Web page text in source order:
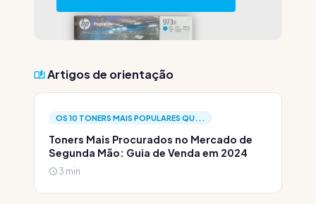
Artigos de orientação
OS 10 TONERS MAIS POPULARES QU...
Toners Mais Procurados no Mercado de
Segunda Mão: Guia de Venda em 2024
3 min